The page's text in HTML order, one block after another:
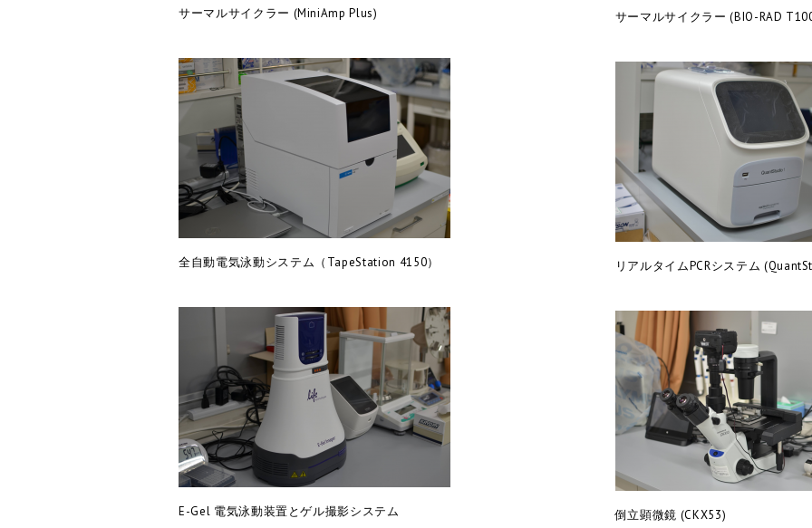
サーマルサイクラー (MiniAmp Plus)
全自動電気泳動システム（TapeStation 4150）
E-Gel 電気泳動装置とゲル撮影システム
サーマルサイクラー (BIO-RAD
リアルタイムPCRシステム
倒立顕微鏡 (CKX53)